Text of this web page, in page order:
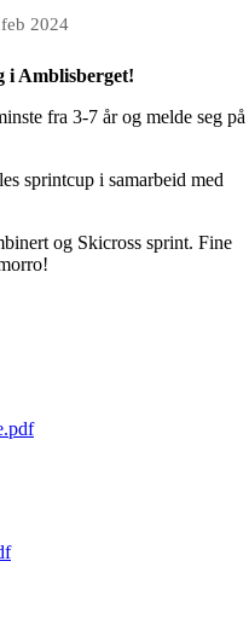
2024
i Amblisberget!
fra 3-7 år og melde seg
sprintcup i samarbeid med
og Skicross sprint. Fine